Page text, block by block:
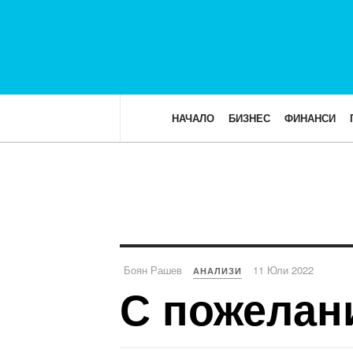
НАЧАЛО БИЗНЕС ФИНАНСИ
Боян Рашев АНАЛИЗИ 11 Юли 2022
С